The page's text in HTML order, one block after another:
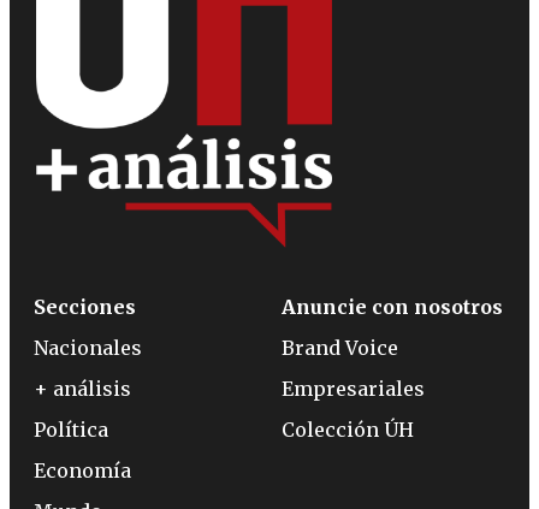
Secciones
Nacionales
+ análisis
Política
Economía
Anuncie con nosotros
Brand Voice
Empresariales
Colección ÚH